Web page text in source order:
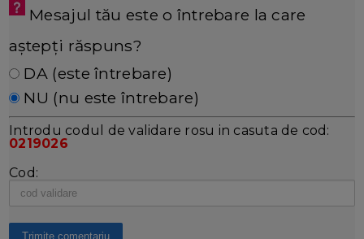
Mesajul tău este o întrebare la care
aștepți răspuns?
DA (este întrebare)
NU (nu este întrebare)
Introdu codul de validare rosu in casuta de cod:
0219026
Cod: